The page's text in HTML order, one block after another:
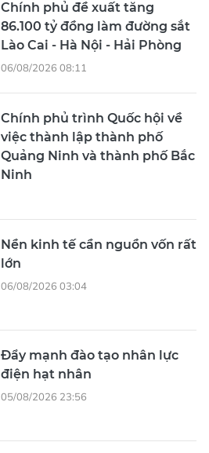
Chính phủ đề xuất tăng
86.100 tỷ đồng làm đường sắt
Lào Cai - Hà Nội - Hải Phòng
06/08/2026 08:11
Chính phủ trình Quốc hội về
việc thành lập thành phố
Quảng Ninh và thành phố Bắc
Ninh
Nền kinh tế cần nguồn vốn rất
lớn
06/08/2026 03:04
Đẩy mạnh đào tạo nhân lực
điện hạt nhân
05/08/2026 23:56